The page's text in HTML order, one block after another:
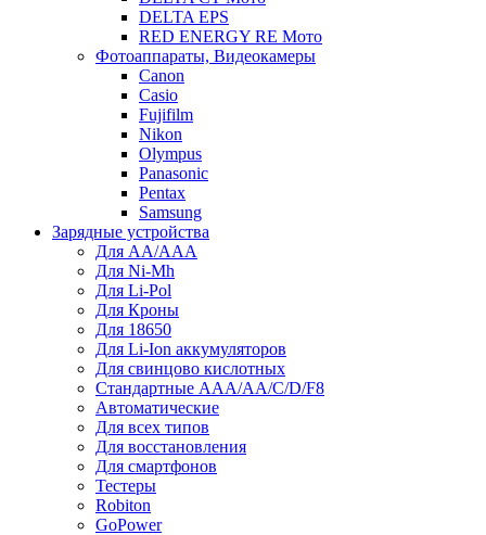
DELTA EPS
RED ENERGY RE Мото
Фотоаппараты, Видеокамеры
Canon
Casio
Fujifilm
Nikon
Olympus
Panasonic
Pentax
Samsung
Зарядные устройства
Для AA/AAA
Для Ni-Mh
Для Li-Pol
Для Кроны
Для 18650
Для Li-Ion аккумуляторов
Для свинцово кислотных
Стандартные ААА/АА/С/D/F8
Автоматические
Для всех типов
Для восстановления
Для смартфонов
Тестеры
Robiton
GoPower